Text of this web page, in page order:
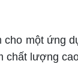
một ứng
chất lượng